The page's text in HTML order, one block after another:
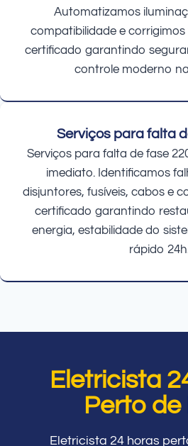
Automatizamos
compatibilidade e corrigimos
certificado garantindo
controle moderno
Serviços para falta
Serviços para falta de fase
imediato. Identificamos
disjuntores, fusíveis, cabos e
certificado garantindo
energia, estabilidade do
rápido 24h.
Eletricista
Perto de
Eletricista 24 horas